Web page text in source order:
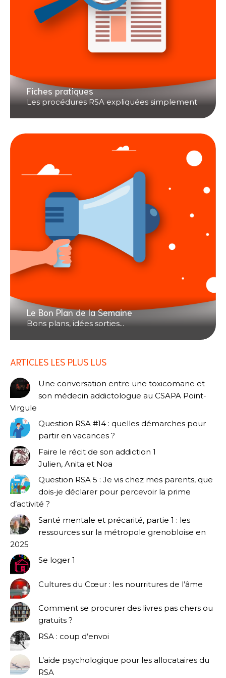
Fiches pratiques
Les procédures RSA expliquées simplement
Le Bon Plan de la Semaine
Bons plans, idées sorties...
ARTICLES LES PLUS LUS
Une conversation entre une toxicomane et
son médecin addictologue au CSAPA Point-
Virgule
Question RSA #14 : quelles démarches pour
partir en vacances ?
Faire le récit de son addiction 1
Julien, Anita et Noa
Question RSA 5 : Je vis chez mes parents, que
dois-je déclarer pour percevoir la prime
d’activité ?
Santé mentale et précarité, partie 1 : les
ressources sur la métropole grenobloise en
2025
Se loger 1
Cultures du Cœur : les nourritures de l’âme
Comment se procurer des livres pas chers ou
gratuits ?
RSA : coup d’envoi
L’aide psychologique pour les allocataires du
RSA